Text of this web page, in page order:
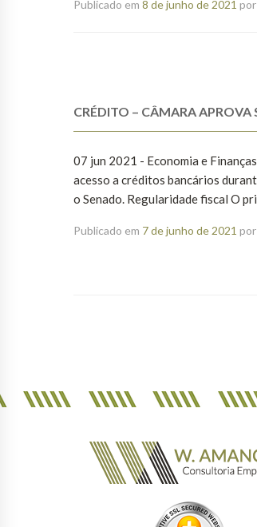
Publicado em 8 de junho de 2021 por
CRÉDITO – CÂMARA APROVA
07 jun 2021 - Economia e
acesso a créditos bancários
o Senado. Regularidade fiscal O
Publicado em 7 de junho de 2021 por